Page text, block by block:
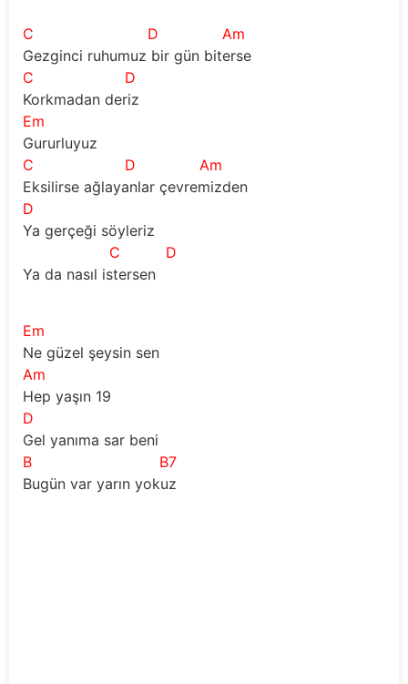
C D
Am
Gezginci ruhumuz bir gün biterse
C
D
Korkmadan deriz
Em
Gururluyuz
C
D
Am
Eksilirse ağlayanlar çevremizden
D
Ya gerçeği söyleriz
C
D
Ya da nasıl istersen
Em
Ne güzel şeysin sen
Am
Hep yaşın 19
D
Gel yanıma sar beni
B
B7
Bugün var yarın yokuz